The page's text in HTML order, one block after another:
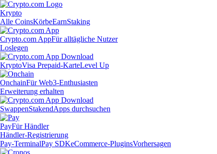
Krypto
Alle CoinsKörbeEarnStaking
Crypto.com AppFür alltägliche Nutzer
Loslegen
KryptoVisa Prepaid-KarteLevel Up
OnchainFür Web3-Enthusiasten
Erweiterung erhalten
SwappenStakendApps durchsuchen
PayFür Händler
Händler-Registrierung
Pay-TerminalPay SDKeCommerce-PluginsVorhersagen